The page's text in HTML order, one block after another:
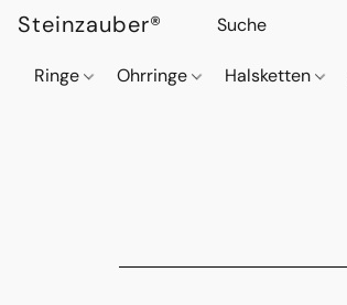
Steinzauber®
Ringe Ohrringe Halsketten